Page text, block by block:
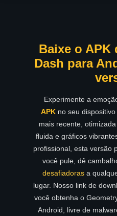
Baixe o APK
Dash para
Experimente a
APK no seu
mais recente,
fluida e gráficos
profissional, esta versão
você pule, dê
desafiadorasa
lugar. Nosso link de
você obtenha o
Android, livre de